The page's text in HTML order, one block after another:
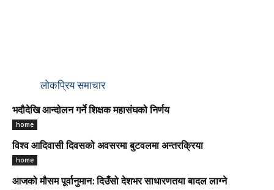
लोकप्रिय समाचार
भदौदेखि आन्दोलन गर्ने शिक्षक महासंघको निर्णय
home
विश्व आदिवासी दिवसको अवसरमा बुटवलमा अन्तरक्रिया
home
आजको मौसम पूर्वानुमान: दिउँसो देशभर साधारणतया बादल लाग्ने